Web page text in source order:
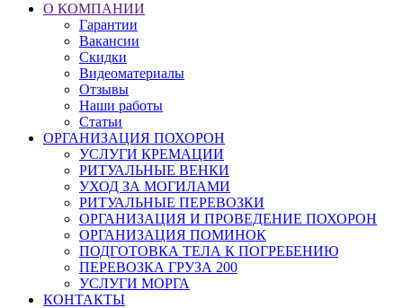
О КОМПАНИИ
Гарантии
Вакансии
Скидки
Видеоматериалы
Отзывы
Наши работы
Статьи
ОРГАНИЗАЦИЯ ПОХОРОН
УСЛУГИ КРЕМАЦИИ
РИТУАЛЬНЫЕ ВЕНКИ
УХОД ЗА МОГИЛАМИ
РИТУАЛЬНЫЕ ПЕРЕВОЗКИ
ОРГАНИЗАЦИЯ И ПРОВЕДЕНИЕ ПОХОРОН
ОРГАНИЗАЦИЯ ПОМИНОК
ПОДГОТОВКА ТЕЛА К ПОГРЕБЕНИЮ
ПЕРЕВОЗКА ГРУЗА 200
УСЛУГИ МОРГА
КОНТАКТЫ